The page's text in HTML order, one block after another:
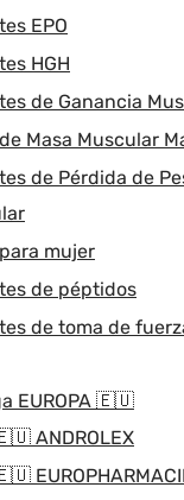
EPO
HGH
de Ganancia
Masa Muscular
de Pérdida de
mujer
de péptidos
de toma de
EUROPA 🇪🇺
ANDROLEX